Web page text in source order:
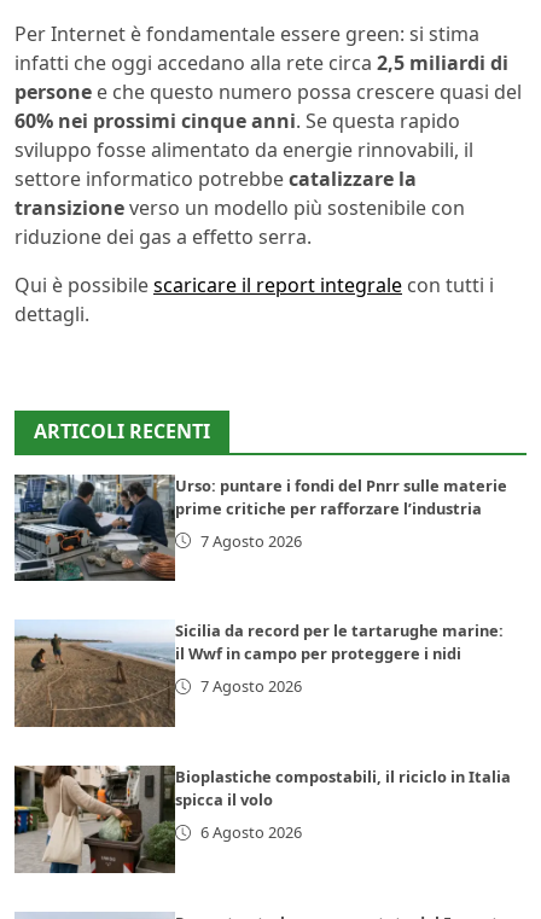
Per Internet è fondamentale essere green: si stima
infatti che oggi accedano alla rete circa 2,5 miliardi di
persone e che questo numero possa crescere quasi del
60% nei prossimi cinque anni. Se questa rapido
sviluppo fosse alimentato da energie rinnovabili, il
settore informatico potrebbecatalizzare la
transizioneverso un modello più sostenibile con
riduzione dei gas a effetto serra.
Qui è possibilescaricare il report integrale con tutti i
dettagli.
ARTICOLI RECENTI
Urso: puntare i fondi del Pnrr sulle materie
prime critiche per rafforzare l’industria
7 Agosto 2026
Sicilia da record per le tartarughe marine:
il Wwf in campo per proteggere i nidi
7 Agosto 2026
Bioplastiche compostabili, il riciclo in Italia
spicca il volo
6 Agosto 2026